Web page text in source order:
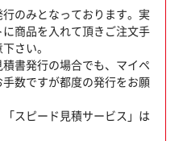
のみとなっております。実
商品を入れて頂きご注文手
さい。
書発行の場合でも、マイペ
数ですが都度の発行をお願
スピード見積サービス」は